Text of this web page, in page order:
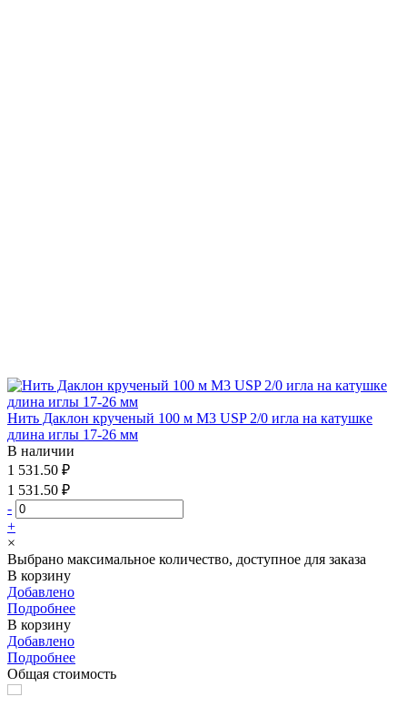
Нить Даклон крученый 100 м М3 USP 2/0 игла на катушке
длина иглы 17-26 мм
В наличии
1 531.50 ₽
1 531.50 ₽
-
+
×
Выбрано максимальное количество, доступное для заказа
В корзину
Добавлено
Подробнее
В корзину
Добавлено
Подробнее
Общая стоимость